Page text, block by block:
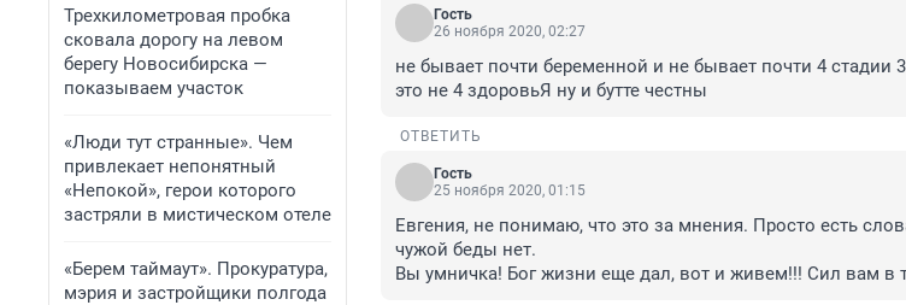
Трехкилометровая пробка
сковала дорогу на левом
берегу Новосибирска —
показываем участок
«Люди тут странные». Чем
привлекает непонятный
«Непокой», герои которого
застряли в мистическом отеле
«Берем таймаут». Прокуратура,
мэрия и застройщики полгода
Гость
26 ноября 2020, 02:27
не бывает почти беременной и не бывает почти 4 стадии
это не 4 здоровьЯ ну и бутте честны
ОТВЕТИТЬ
Гость
25 ноября 2020, 01:15
Евгения, не понимаю, что это за мнения. Просто есть
чужой беды нет.
Вы умничка! Бог жизни еще дал, вот и живем!!! Сил вам в